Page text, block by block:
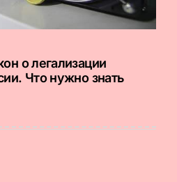
о легализации
Что нужно знать